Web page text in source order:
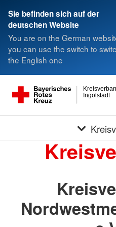
Sie befinden sich auf der
deutschen Website
You are on the German
you can use the switch to
the English one
Ingolstadt